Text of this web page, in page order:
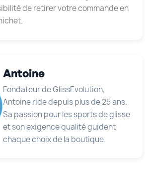
de retirer votre commande en
Antoine
Fondateur de GlissEvolution,
Antoine ride depuis plus de 25 ans.
Sa passion pour les sports de glisse
et son exigence qualité guident
chaque choix de la boutique.